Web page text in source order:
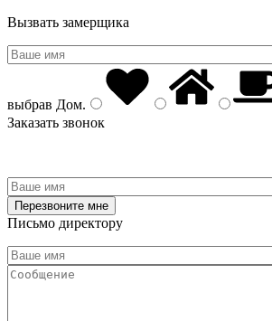
Вызвать замерщика
выбрав Дом.
Заказать звонок
Письмо директору